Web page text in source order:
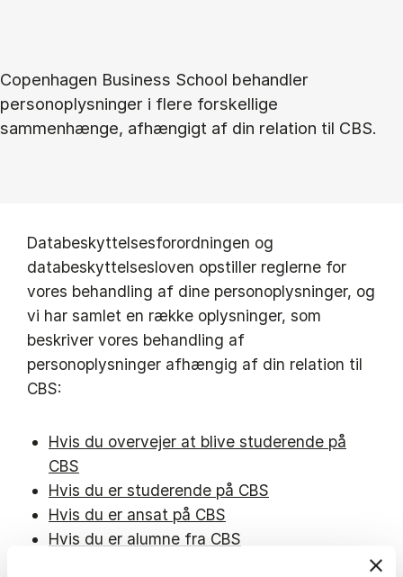
Copenhagen Business School behandler
personoplysninger i flere forskellige
sammenhænge, afhængigt af din relation til CBS.
Databeskyttelsesforordningen og
databeskyttelsesloven opstiller reglerne for
vores behandling af dine personoplysninger, og
vi har samlet en række oplysninger, som
beskriver vores behandling af
personoplysninger afhængig af din relation til
CBS:
Hvis du overvejer at blive studerende på
CBS
Hvis du er studerende på CBS
Hvis du er ansat på CBS
Hvis du er alumne fra CBS